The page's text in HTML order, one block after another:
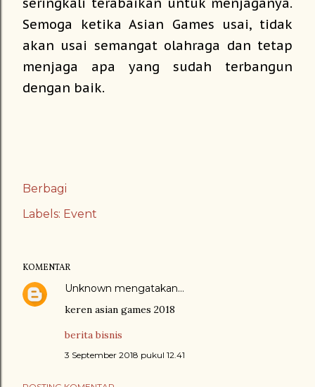
Semoga ketika Asian Games usai, tidak
akan usai semangat olahraga dan tetap
menjaga apa yang sudah terbangun
dengan baik.
Berbagi
Labels: Event
KOMENTAR
Unknown mengatakan…
keren asian games 2018
berita bisnis
3 September 2018 pukul 12.41